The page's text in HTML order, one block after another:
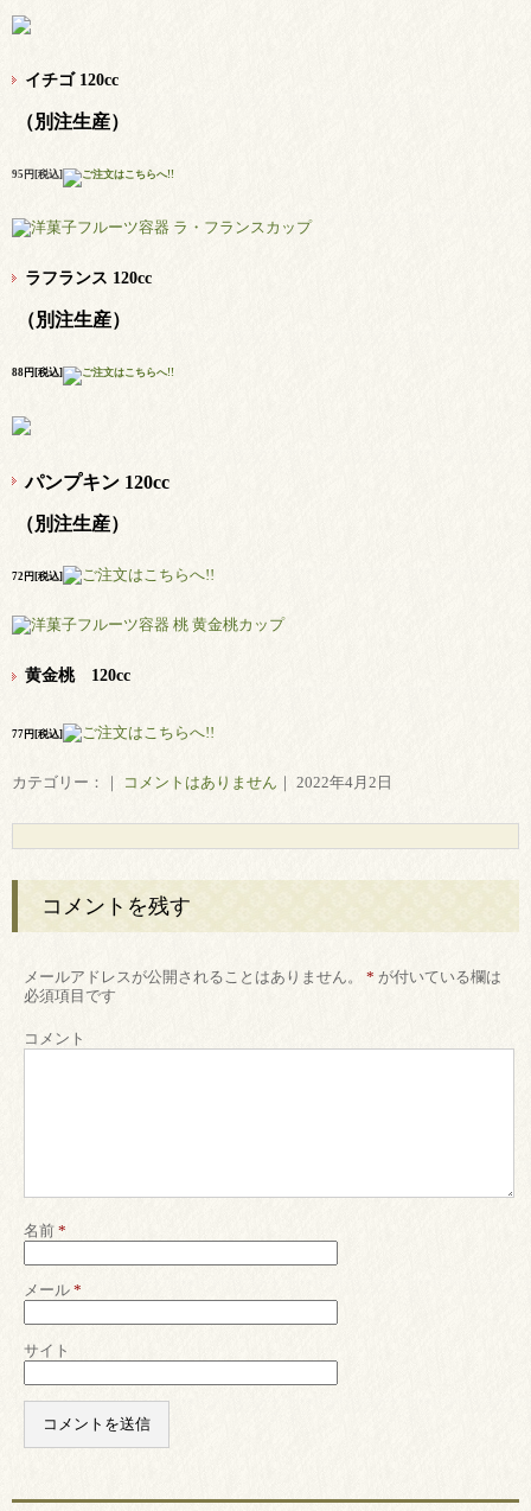
イチゴ 120cc
（別注生産）
95円[税込]
ラフランス 120cc
（別注生産）
88円[税込]
パンプキン 120cc
（別注生産）
72円[税込]
黄金桃 120cc
77円[税込]
カテゴリー：｜ コメントはありません ｜ 2022年4月2日
コメントを残す
メールアドレスが公開されることはありません。 * が付いている欄は
必須項目です
コメント
名前 *
メール *
サイト